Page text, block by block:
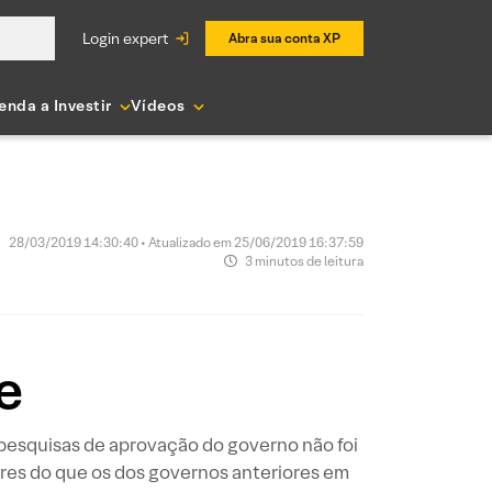
login expert Abra sua conta XP
a Investir Vídeos
28/03/2019 14:30:40 • Atualizado em 25/06/2019 16:37:59
3 minutos de leitura
de aprovação do governo não foi
do que os dos governos anteriores em